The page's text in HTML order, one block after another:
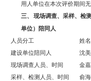
用人单位在本次评价期间
三、
现场调查、采样、检
单位）陪同人
人员分工
姓名
建设单位陪同人
沈
现场调查人员、时间
金
采样、检测人员、时间
俞